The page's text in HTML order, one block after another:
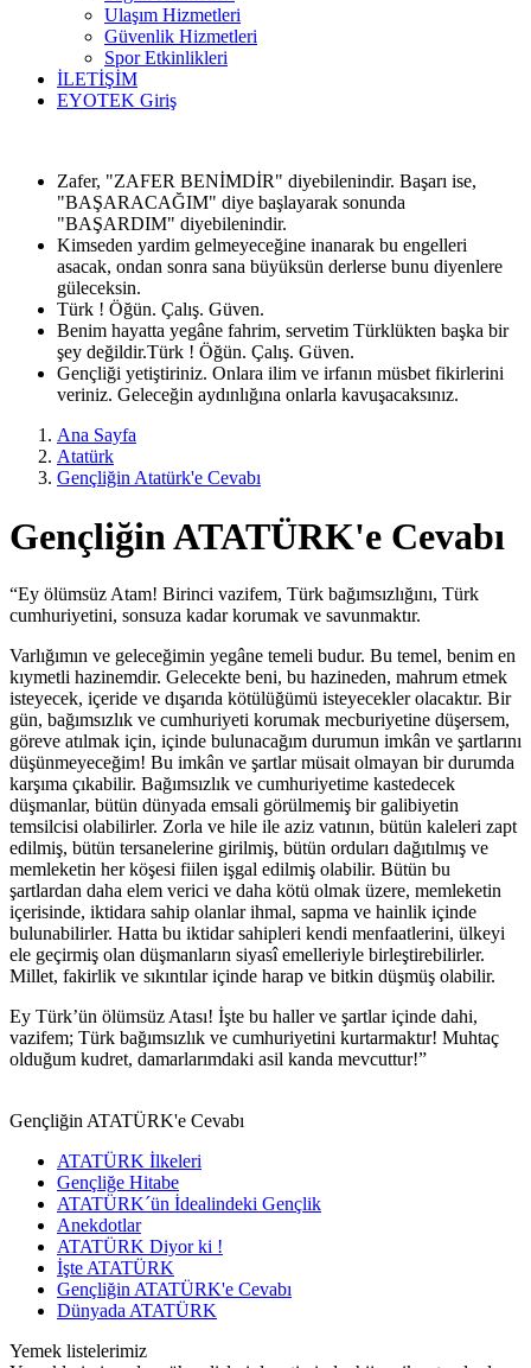
Ulaşım Hizmetleri
Güvenlik Hizmetleri
Spor Etkinlikleri
İLETİŞİM
EYOTEK Giriş
Zafer, "ZAFER BENİMDİR" diyebilenindir. Başarı ise,
"BAŞARACAĞIM" diye başlayarak sonunda
"BAŞARDIM" diyebilenindir.
Kimseden yardim gelmeyeceğine inanarak bu engelleri
asacak, ondan sonra sana büyüksün derlerse bunu diyenlere
güleceksin.
Türk ! Öğün. Çalış. Güven.
Benim hayatta yegâne fahrim, servetim Türklükten başka bir
şey değildir.Türk ! Öğün. Çalış. Güven.
Gençliği yetiştiriniz. Onlara ilim ve irfanın müsbet fikirlerini
veriniz. Geleceğin aydınlığına onlarla kavuşacaksınız.
Ana Sayfa
Atatürk
Gençliğin Atatürk'e Cevabı
Gençliğin ATATÜRK'e Cevabı
“Ey ölümsüz Atam! Birinci vazifem, Türk bağımsızlığını, Türk
cumhuriyetini, sonsuza kadar korumak ve savunmaktır.
Varlığımın ve geleceğimin yegâne temeli budur. Bu temel, benim en
kıymetli hazinemdir. Gelecekte beni, bu hazineden, mahrum etmek
isteyecek, içeride ve dışarıda kötülüğümü isteyecekler olacaktır. Bir
gün, bağımsızlık ve cumhuriyeti korumak mecburiyetine düşersem,
göreve atılmak için, içinde bulunacağım durumun imkân ve şartlarını
düşünmeyeceğim! Bu imkân ve şartlar müsait olmayan bir durumda
karşıma çıkabilir. Bağımsızlık ve cumhuriyetime kastedecek
düşmanlar, bütün dünyada emsali görülmemiş bir galibiyetin
temsilcisi olabilirler. Zorla ve hile ile aziz vatının, bütün kaleleri zapt
edilmiş, bütün tersanelerine girilmiş, bütün orduları dağıtılmış ve
memleketin her köşesi fiilen işgal edilmiş olabilir. Bütün bu
şartlardan daha elem verici ve daha kötü olmak üzere, memleketin
içerisinde, iktidara sahip olanlar ihmal, sapma ve hainlik içinde
bulunabilirler. Hatta bu iktidar sahipleri kendi menfaatlerini, ülkeyi
ele geçirmiş olan düşmanların siyasî emelleriyle birleştirebilirler.
Millet, fakirlik ve sıkıntılar içinde harap ve bitkin düşmüş olabilir.
Ey Türk’ün ölümsüz Atası! İşte bu haller ve şartlar içinde dahi,
vazifem; Türk bağımsızlık ve cumhuriyetini kurtarmaktır! Muhtaç
olduğum kudret, damarlarımdaki asil kanda mevcuttur!”
Gençliğin ATATÜRK'e Cevabı
ATATÜRK İlkeleri
Gençliğe Hitabe
ATATÜRK´ün İdealindeki Gençlik
Anekdotlar
ATATÜRK Diyor ki !
İşte ATATÜRK
Gençliğin ATATÜRK'e Cevabı
Dünyada ATATÜRK
Yemek listelerimiz